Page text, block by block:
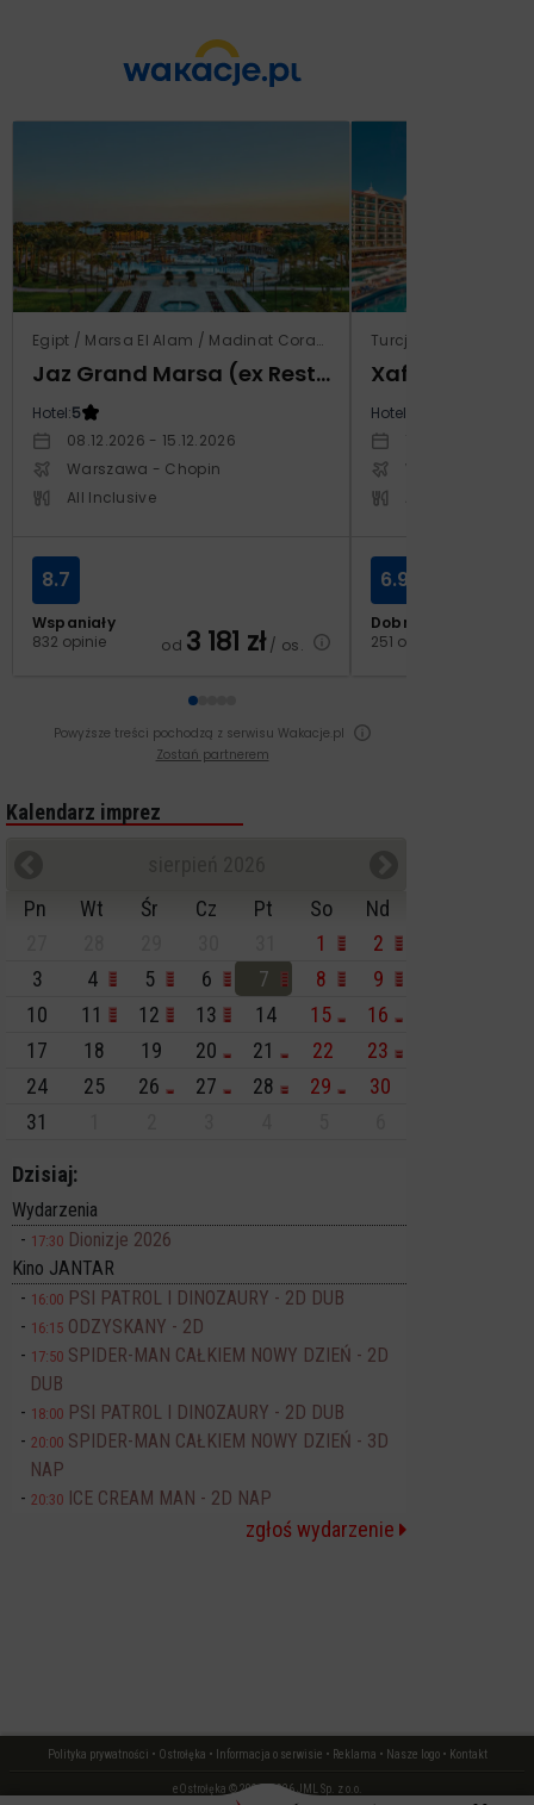
Egipt / Marsa El Alam / Madinat Coraya
Jaz Grand Marsa (ex Resta Grand Resort)
Hotel:5
08.12.2026 - 15.12.2026
Warszawa - Chopin
All Inclusive
Wspaniały
832 opinie
8.7
od 3 181 zł/ os.
Turcja / Riwiera
Xafira Deluxe
Hotel:
Warszawa -
Dobry
251 opinii
6.9
Powyższe treści pochodzą z serwisu Wakacje.pl
Zostań partnerem
Kalendarz imprez
Pn
Wt Śr Cz Pt So
Nd
1
2
3
4 5 6 7 8
9
10
11 12 13 14 15
16
17
18 19 20 21 22
23
24
25 26 27 28 29
30
31
Dzisiaj:
Wydarzenia
17:30 Dionizje 2026
Kino JANTAR
16:00 PSI PATROL I DINOZAURY - 2D DUB
16:15 ODZYSKANY - 2D
17:50 SPIDER-MAN CAŁKIEM NOWY DZIEŃ - 2D
DUB
18:00 PSI PATROL I DINOZAURY - 2D DUB
20:00 SPIDER-MAN CAŁKIEM NOWY DZIEŃ - 3D
NAP
20:30 ICE CREAM MAN - 2D NAP
zgłoś wydarzenie
Polityka prywatności • Ostrołęka • Informacja o serwisie • Reklama • Nasze logo• Kontakt
eOstrołęka © 2006 - 2026 JML Sp. z o.o.